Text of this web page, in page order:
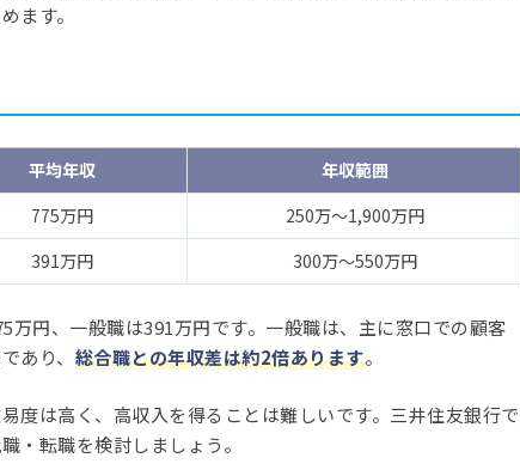
ます。
平均年収
年収範囲
775万円
250万～1,900万円
391万円 300万～550万円
万円、一般職は391万円です。一般職は、主に窓口での顧客
あり、 総合職との年収差は約2倍あります。
度は高く、高収入を得ることは難しいです。三井住友銀行で
・転職を検討しましょう。